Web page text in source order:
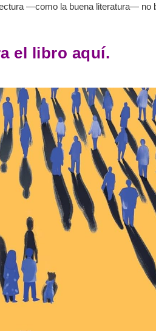
—como la buena literatura— no
el libro aquí.